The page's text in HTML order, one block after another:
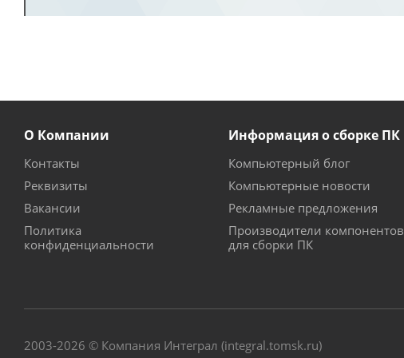
О Компании
Контакты
Реквизиты
Вакансии
Политика
конфиденциальности
Информация о сборке ПК
Компьютерный блог
Компьютерные новости
Рекламные предложения
Производители компонентов
для сборки ПК
2003-2026 © Компания Интеграл (integral.tomsk.ru)